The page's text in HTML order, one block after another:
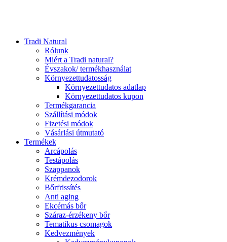
Close
Tradi Natural
Rólunk
Miért a Tradi natural?
Évszakok/ termékhasználat
Környezettudatosság
Környezettudatos adatlap
Környezettudatos kupon
Termékgarancia
Szállítási módok
Fizetési módok
Vásárlási útmutató
Termékek
Arcápolás
Testápolás
Szappanok
Krémdezodorok
Bőrfrissítés
Anti aging
Ekcémás bőr
Száraz-érzékeny bőr
Tematikus csomagok
Kedvezmények